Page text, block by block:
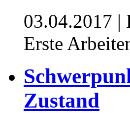
03.04.2017 |
Erste
Zustand